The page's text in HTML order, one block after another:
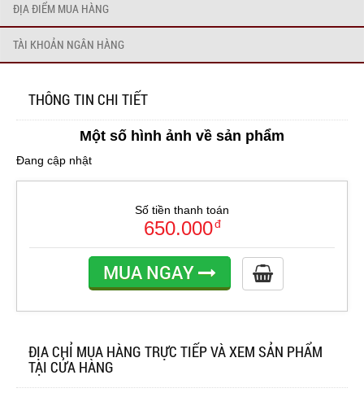
ĐỊA ĐIỂM MUA HÀNG
TÀI KHOẢN NGÂN HÀNG
THÔNG TIN CHI TIẾT
Một số hình ảnh về sản phẩm
Đang cập nhật
Số tiền thanh toán
650.000đ
MUA NGAY
ĐỊA CHỈ MUA HÀNG TRỰC TIẾP VÀ XEM SẢN PHẨM
TẠI CỬA HÀNG